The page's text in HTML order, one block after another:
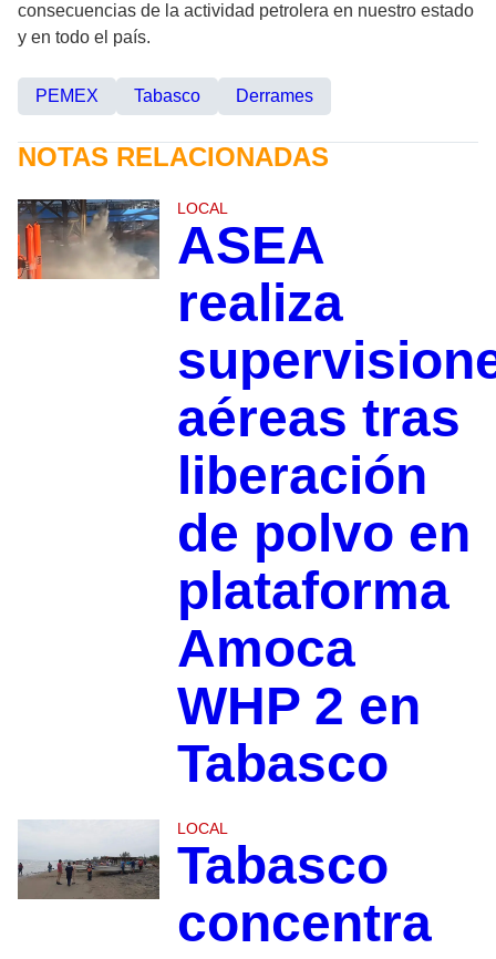
consecuencias de la actividad petrolera en nuestro estado
y en todo el país.
PEMEX Tabasco Derrames
NOTAS RELACIONADAS
LOCAL
ASEA
realiza
aéreas tras
liberación
de polvo en
plataforma
Amoca
WHP 2 en
Tabasco
LOCAL
Tabasco
concentra